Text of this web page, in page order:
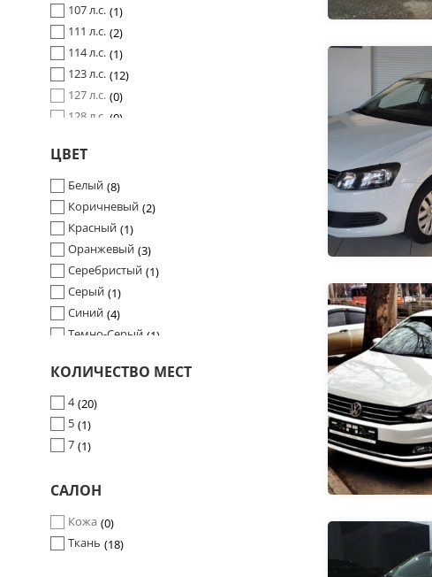
107 л.с. 1
111 л.с. 2
114 л.с. 1
123 л.с. 12
127 л.с. 0
128 л.с.
0
146 л.с.
150 л.с.
0
156 л.с. 0
163 л.с.
0
173 л.с. 0
184 л.с. 0
82 л.с. 2
87 л.с. 1
ЦВЕТ
Белый 8
Коричневый 2
Красный 1
Оранжевый 3
Серебристый 1
Серый 1
Синий 4
Темно-Серый 1
КОЛИЧЕСТВО МЕСТ
4 20
5 1
7 1
САЛОН
Кожа 0
Ткань 18